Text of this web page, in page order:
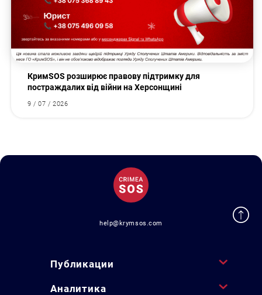
КримSOS розширює правову підтримку для
постраждалих від війни на Херсонщині
9 / 07 / 2026
help@krymsos.com
Публикации
Аналитика